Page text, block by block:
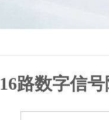
16路数字信